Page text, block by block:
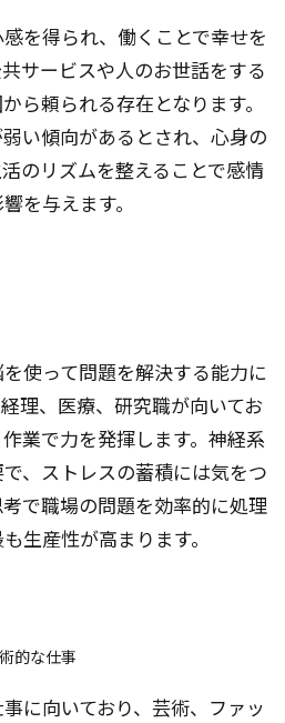
を得られ、働くことで幸せを
サービスや人のお世話をする
ら頼られる存在となります。
い傾向があるとされ、心身の
のリズムを整えることで感情
を与えます。
使って問題を解決する能力に
理、医療、研究職が向いてお
業で力を発揮します。神経系
、ストレスの蓄積には気をつ
で職場の問題を効率的に処理
生産性が高まります。
的な仕事
に向いており、芸術、ファッ